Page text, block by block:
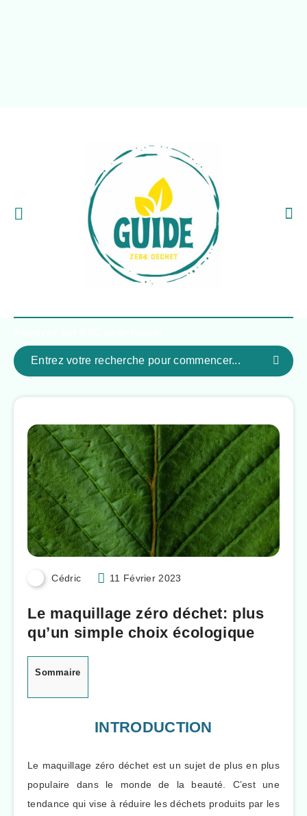
Cédric 11 Février 2023
Le maquillage zéro déchet: plus
qu’un simple choix écologique
Sommaire
INTRODUCTION
Le maquillage zéro déchet est un sujet de plus en plus
populaire dans le monde de la beauté. C’est une
tendance qui vise à réduire les déchets produits par les